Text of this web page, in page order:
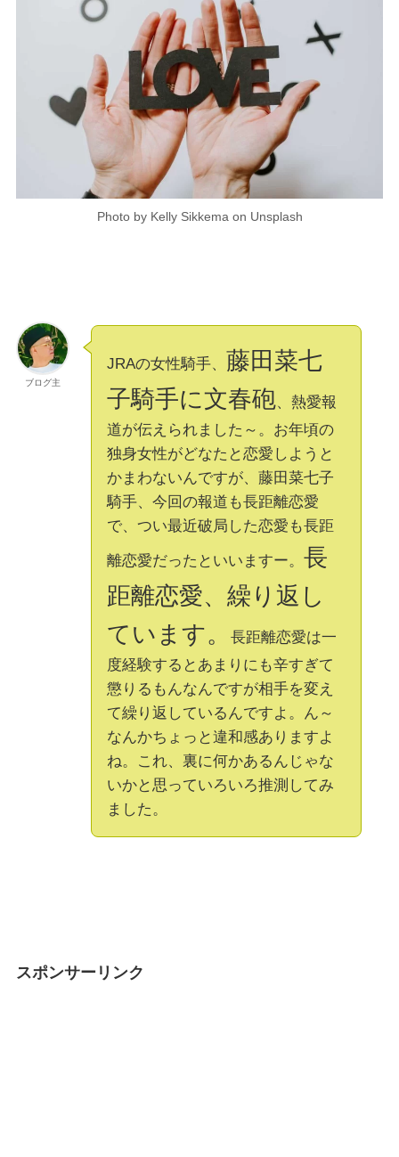
Photo by Kelly Sikkema on Unsplash
ブログ主
JRAの女性騎手、 藤田菜七
子騎手に文春砲、熱愛報
道が伝えられました～。お年頃の
独身女性がどなたと恋愛しようと
かまわないんですが、藤田菜七子
騎手、今回の報道も長距離恋愛
で、つい最近破局した恋愛も長距
離恋愛だったといいますー。 長
距離恋愛、繰り返し
ています。
長距離恋愛は一
度経験するとあまりにも辛すぎて
懲りるもんなんですが相手を変え
て繰り返しているんですよ。ん～
なんかちょっと違和感ありますよ
ね。これ、裏に何かあるんじゃな
いかと思っていろいろ推測してみ
ました。
スポンサーリンク